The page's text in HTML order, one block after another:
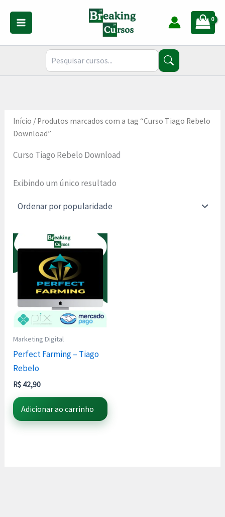
conteúdo
Início / Produtos marcados com a tag “Curso Tiago Rebelo
Download”
Curso Tiago Rebelo Download
Exibindo um único resultado
Marketing Digital
Perfect Farming – Tiago
Rebelo
R$ 42,90
Adicionar ao carrinho